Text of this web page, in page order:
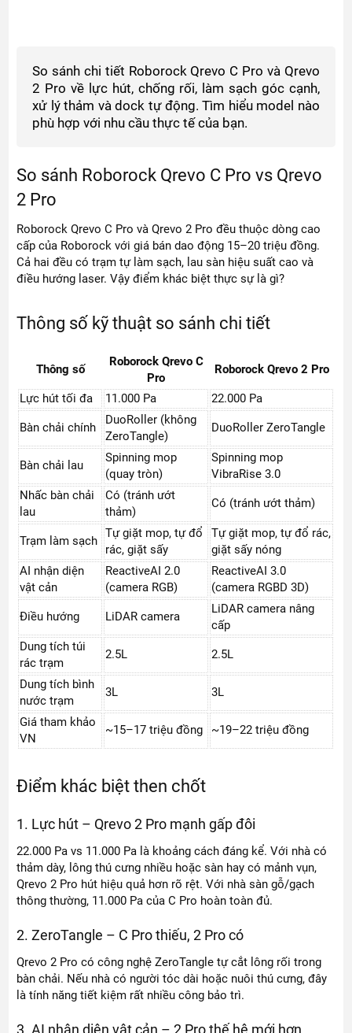
So sánh chi tiết Roborock Qrevo C Pro và Qrevo
2 Pro về lực hút, chống rối, làm sạch góc cạnh,
xử lý thảm và dock tự động. Tìm hiểu model nào
phù hợp với nhu cầu thực tế của bạn.
So sánh Roborock Qrevo C Pro vs Qrevo
2 Pro
Roborock Qrevo C Pro và Qrevo 2 Pro đều thuộc dòng cao
cấp của Roborock với giá bán dao động 15–20 triệu đồng.
Cả hai đều có trạm tự làm sạch, lau sàn hiệu suất cao và
điều hướng laser. Vậy điểm khác biệt thực sự là gì?
Thông số kỹ thuật so sánh chi tiết
Thông số
Roborock Qrevo C
Pro
Roborock Qrevo 2 Pro
Lực hút tối đa 11.000 Pa 22.000 Pa
Bàn chải chính
DuoRoller (không
ZeroTangle)
DuoRoller ZeroTangle
Bàn chải lau
Spinning mop
(quay tròn)
Spinning mop
VibraRise 3.0
Nhấc bàn chải
lau
Có (tránh ướt
thảm)
Có (tránh ướt thảm)
Trạm làm sạch
Tự giặt mop, tự đổ
rác, giặt sấy
Tự giặt mop, tự đổ rác,
giặt sấy nóng
AI nhận diện
vật cản
ReactiveAI 2.0
(camera RGB)
ReactiveAI 3.0
(camera RGBD 3D)
Điều hướng LiDAR camera
LiDAR camera nâng
cấp
Dung tích túi
rác trạm
2.5L 2.5L
Dung tích bình
nước trạm
3L 3L
Giá tham khảo
VN
~15–17 triệu đồng ~19–22 triệu đồng
Điểm khác biệt then chốt
1. Lực hút – Qrevo 2 Pro mạnh gấp đôi
22.000 Pa vs 11.000 Pa là khoảng cách đáng kể. Với nhà có
thảm dày, lông thú cưng nhiều hoặc sàn hay có mảnh vụn,
Qrevo 2 Pro hút hiệu quả hơn rõ rệt. Với nhà sàn gỗ/gạch
thông thường, 11.000 Pa của C Pro hoàn toàn đủ.
2. ZeroTangle – C Pro thiếu, 2 Pro có
Qrevo 2 Pro có công nghệ ZeroTangle tự cắt lông rối trong
bàn chải. Nếu nhà có người tóc dài hoặc nuôi thú cưng, đây
là tính năng tiết kiệm rất nhiều công bảo trì.
3. AI nhận diện vật cản – 2 Pro thế hệ mới hơn